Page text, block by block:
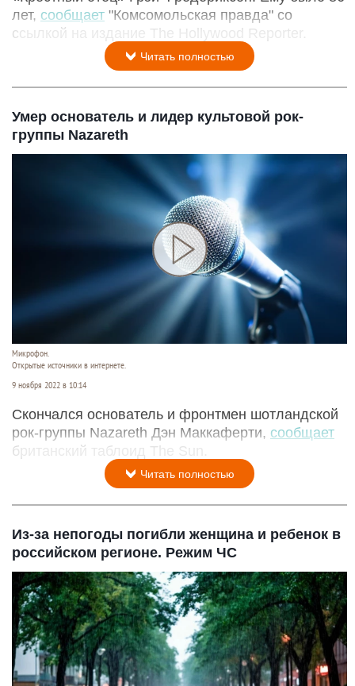
лет, сообщает "Комсомольская правда" со
ссылкой на издание The Hollywood Reporter.
Читать полностью
Умер основатель и лидер культовой рок-
группы Nazareth
Микрофон.
Открытые источники в интернете.
9 ноября 2022 в 10:14
Скончался основатель и фронтмен шотландской
рок-группы Nazareth Дэн Маккаферти, сообщает
британский таблоид The Sun.
Читать полностью
Из-за непогоды погибли женщина и ребенок в
российском регионе. Режим ЧС